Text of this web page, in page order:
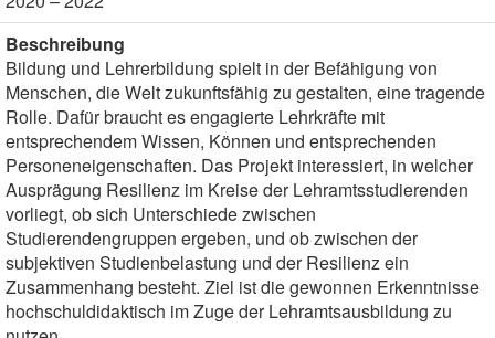
Beschreibung
Bildung und Lehrerbildung spielt in der Befähigung von
Menschen, die Welt zukunftsfähig zu gestalten, eine tragende
Rolle. Dafür braucht es engagierte Lehrkräfte mit
entsprechendem Wissen, Können und entsprechenden
Personeneigenschaften. Das Projekt interessiert, in welcher
Ausprägung Resilienz im Kreise der Lehramtsstudierenden
vorliegt, ob sich Unterschiede zwischen
Studierendengruppen ergeben, und ob zwischen der
subjektiven Studienbelastung und der Resilienz ein
Zusammenhang besteht. Ziel ist die gewonnen Erkenntnisse
hochschuldidaktisch im Zuge der Lehramtsausbildung zu